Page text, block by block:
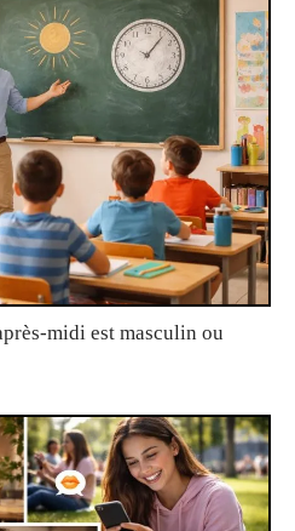
midi est masculin ou